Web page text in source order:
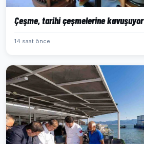
Çeşme, tarihi çeşmelerine kavuşuyor
14 saat önce